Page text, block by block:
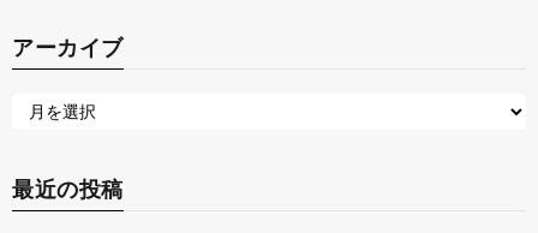
アーカイブ
最近の投稿